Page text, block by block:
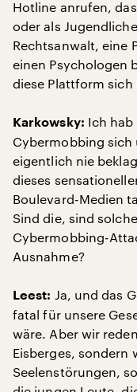
Hotline anrufen,
oder als
Rechtsanwalt, eine
einen Psychologen
diese Plattform sich
Karkowsky: Ich hab
Cybermobbing sich
eigentlich nie
dieses
Boulevard-Medien
Sind die, sind
Cybermobbing-
Ausnahme?
Leest: Ja, und das
fatal für unsere
wäre. Aber wir
Eisberges, sondern
Seelenstörungen,